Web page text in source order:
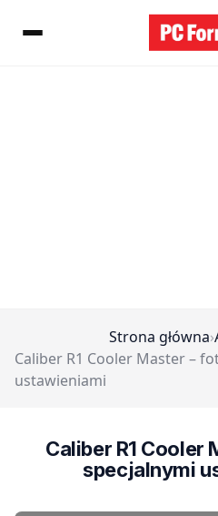
Strona główna›
Caliber R1 Cooler Master –
ustawieniami
Caliber R1 Cooler
specjalnymi